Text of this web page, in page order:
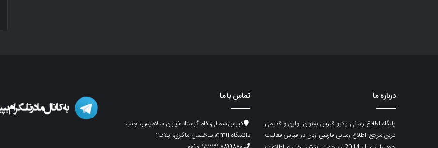
درباره ما
پایگاه اطلاع رسانی رادیو قبرس بعنوان اولین و قدیمی
ترین مرجع اطلاع رسانی فارسی زبان در قبرس فعالیت
تماس با ما
قبرس شمالی، فاماگوستا، خیابان سالامیس، جنب
دانشگاه emu، ساختمان ماگری، پلاک۲